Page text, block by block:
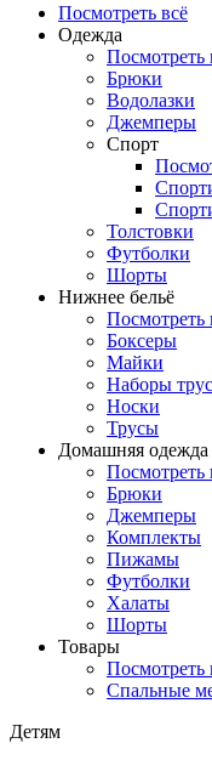
Посмотреть всё
Одежда
Посмотреть
Брюки
Водолазки
Джемперы
Спорт
Толстовки
Футболки
Шорты
Нижнее бельё
Посмотреть
Боксеры
Майки
Наборы
Носки
Трусы
Домашняя одежда
Посмотреть
Брюки
Джемперы
Комплекты
Пижамы
Футболки
Халаты
Шорты
Товары
Посмотреть
Спальные
Детям